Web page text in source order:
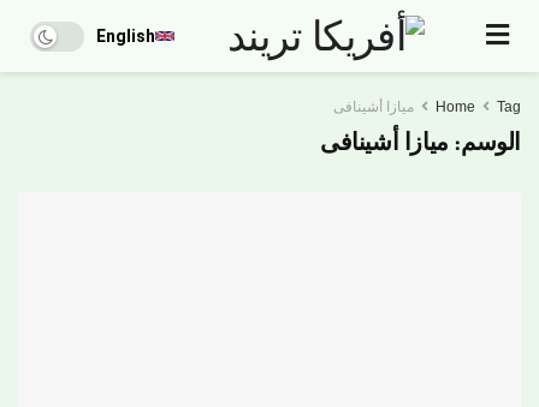
English
Home Tag ميازا أشينافى
الوسم: ميازا أشينافى